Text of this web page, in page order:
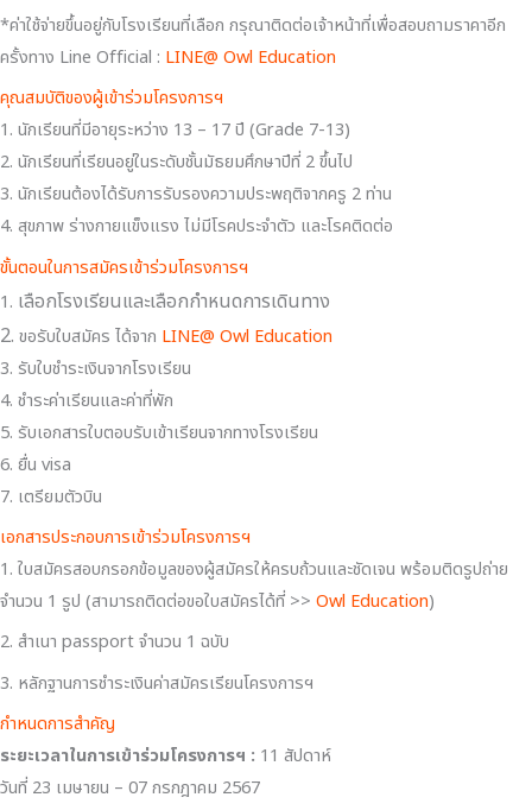
*ค่าใช้จ่ายขึ้นอยู่กับโรงเรียนที่เลือก กรุณาติดต่อเจ้าหน้าที่เพื่อสอบถามราคาอีก
ครั้งทาง Line Official : LINE@ Owl Education
คุณสมบัติของผู้เข้าร่วมโครงการฯ
1. นักเรียนที่มีอายุระหว่าง 13 – 17 ปี (Grade 7-13)
2. นักเรียนที่เรียนอยู่ในระดับชั้นมัธยมศึกษาปีที่ 2 ขึ้นไป
3. นักเรียนต้องได้รับการรับรองความประพฤติจากครู 2 ท่าน
4. สุขภาพ ร่างกายแข็งแรง ไม่มีโรคประจำตัว และโรคติดต่อ
ขั้นตอนในการสมัครเข้าร่วมโครงการฯ
1. เลือกโรงเรียนและเลือกกำหนดการเดินทาง
2. ขอรับใบสมัคร ได้จาก LINE@ Owl Education
3. รับใบชำระเงินจากโรงเรียน
4. ชำระค่าเรียนและค่าที่พัก
5. รับเอกสารใบตอบรับเข้าเรียนจากทางโรงเรียน
6. ยื่น visa
7. เตรียมตัวบิน
เอกสารประกอบการเข้าร่วมโครงการฯ
1. ใบสมัครสอบกรอกข้อมูลของผู้สมัครให้ครบถ้วนและชัดเจน พร้อมติดรูปถ่าย
จำนวน 1 รูป (สามารถติดต่อขอใบสมัครได้ที่ >> Owl Education)
2. สำเนา passport จำนวน 1 ฉบับ
3. หลักฐานการชำระเงินค่าสมัครเรียนโครงการฯ
กำหนดการสำคัญ
ระยะเวลาในการเข้าร่วมโครงการฯ : 11 สัปดาห์
วันที่ 23 เมษายน – 07 กรกฎาคม 2567